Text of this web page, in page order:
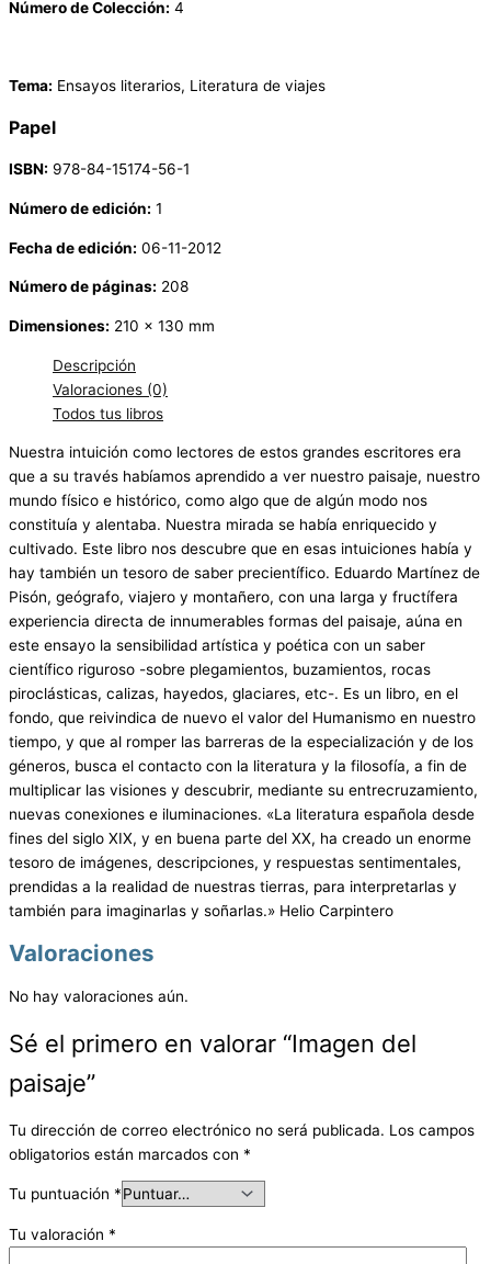
Número de Colección: 4
Tema: Ensayos literarios, Literatura de viajes
Papel
ISBN: 978-84-15174-56-1
Número de edición: 1
Fecha de edición: 06-11-2012
Número de páginas: 208
Dimensiones: 210 x 130 mm
Descripción
Valoraciones (0)
Todos tus libros
Nuestra intuición como lectores de estos grandes escritores era
que a su través habíamos aprendido a ver nuestro paisaje, nuestro
mundo físico e histórico, como algo que de algún modo nos
constituía y alentaba. Nuestra mirada se había enriquecido y
cultivado. Este libro nos descubre que en esas intuiciones había y
hay también un tesoro de saber precientífico. Eduardo Martínez de
Pisón, geógrafo, viajero y montañero, con una larga y fructífera
experiencia directa de innumerables formas del paisaje, aúna en
este ensayo la sensibilidad artística y poética con un saber
científico riguroso -sobre plegamientos, buzamientos, rocas
piroclásticas, calizas, hayedos, glaciares, etc-. Es un libro, en el
fondo, que reivindica de nuevo el valor del Humanismo en nuestro
tiempo, y que al romper las barreras de la especialización y de los
géneros, busca el contacto con la literatura y la filosofía, a fin de
multiplicar las visiones y descubrir, mediante su entrecruzamiento,
nuevas conexiones e iluminaciones. «La literatura española desde
fines del siglo XIX, y en buena parte del XX, ha creado un enorme
tesoro de imágenes, descripciones, y respuestas sentimentales,
prendidas a la realidad de nuestras tierras, para interpretarlas y
también para imaginarlas y soñarlas.» Helio Carpintero
Valoraciones
No hay valoraciones aún.
Sé el primero en valorar “Imagen del
paisaje”
Tu dirección de correo electrónico no será publicada. Los campos
obligatorios están marcados con *
Tu puntuación *
Tu valoración *